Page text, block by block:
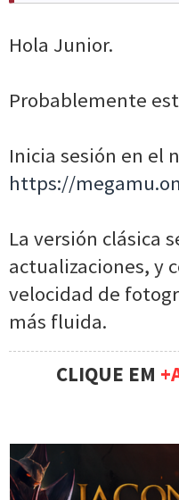
Hola Junior.
Probablemente
Inicia sesión en el
https://
La versión clásica
actualizaciones, y
velocidad de
más fluida.
CLIQUE EM